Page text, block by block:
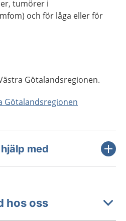
tumörer i
och för låga eller för
Götalandsregionen.
Götalandsregionen
med
hos oss